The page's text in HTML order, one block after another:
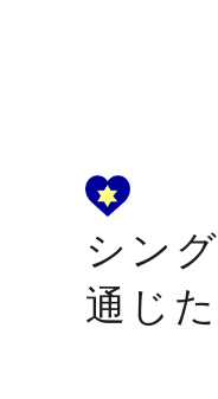
シン
通じた